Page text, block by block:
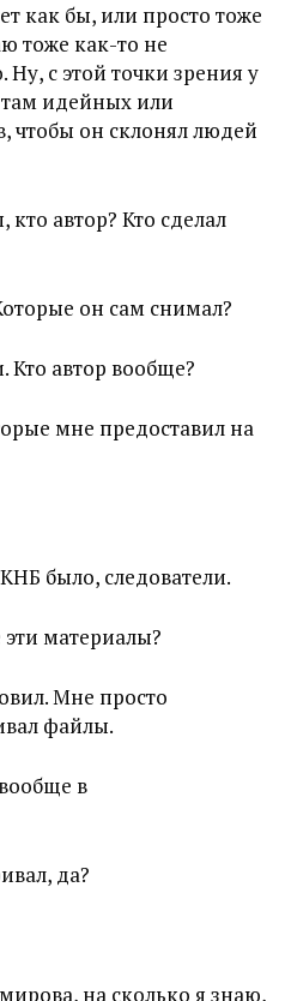
как бы, или просто тоже
тоже как-то не
Ну, с этой точки зрения у
идейных или
чтобы он склонял людей
автор? Кто сделал
он сам снимал?
Кто автор вообще?
мне предоставил на
было, следователи.
эти материалы?
Мне просто
файлы.
в
да?
на сколько я знаю,